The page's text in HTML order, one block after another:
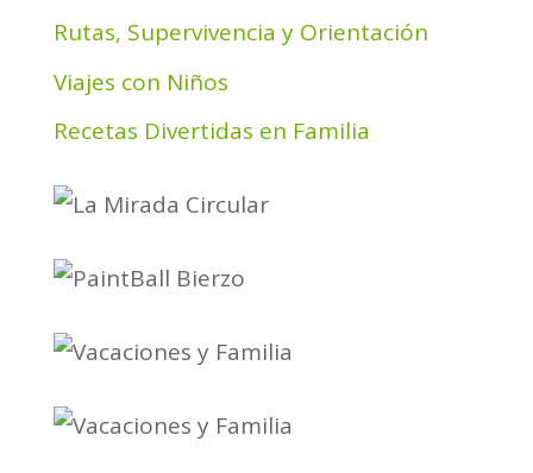
Rutas, Supervivencia y Orientación
Viajes con Niños
Recetas Divertidas en Familia